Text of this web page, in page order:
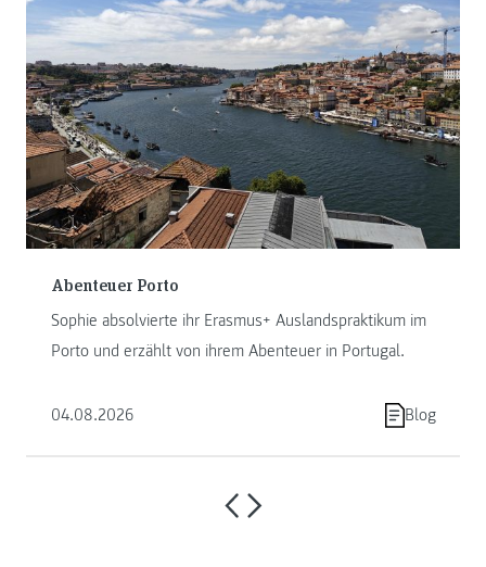
Abenteuer Porto
Sophie absolvierte ihr Erasmus+ Auslandspraktikum im
Porto und erzählt von ihrem Abenteuer in Portugal.
04.08.2026 Blog